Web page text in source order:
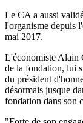
Le CA a aussi
l'organisme depuis
mai 2017.
L'économiste Alain
de la fondation, lui
du président
désormais jusque
fondation dans son